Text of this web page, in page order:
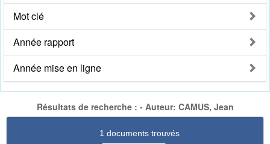
Mot clé
Année rapport
Année mise en ligne
Résultats de recherche : - Auteur: CAMUS, Jean
1 documents trouvés